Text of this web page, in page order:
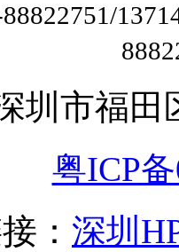
圳市福田
粤ICP
： 深圳